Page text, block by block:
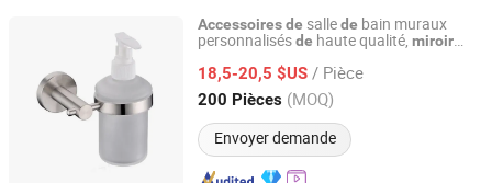
Accessoiresde sallede bain muraux
personnalisésde haute qualité, miroir
18,5-20,5 $US / Pièce
200 Pièces (MOQ)
Envoyer demande
Zhongshan Donghao Hardware Co., Ltd.
Guangdong, China Depuis 2017